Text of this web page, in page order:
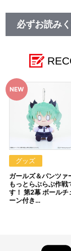
必ずお読み
【ご注意（必ずお
■商品について
※本商品は、2026
っとらぶらぶ作戦で
じ商品となります。
※今後、その他店
ざいます。詳細は
※本商品は準備数
期にご注文の受付
※「在庫がありま
期限切れが発生し
す。あらかじめご
※仕様等は予告な
※撮影環境やご利
見える場合がござ
※商品画像はイメ
ます。あらかじめご
グッズ
ガールズ＆パンツァ
もっとらぶらぶ作戦
す！ 第2幕 ボールチ
ーン付き…